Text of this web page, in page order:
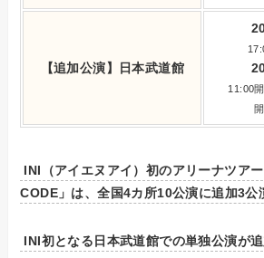
【追加公演】日本武道館
11:00
INI（アイエヌアイ）初のアリーナツア
CODE」は、全国4カ所10公演に追加3公
INI初となる日本武道館での単独公演が